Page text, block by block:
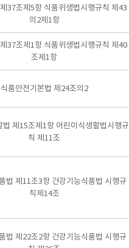
37조제5항 식품위생법시행규칙 제43
의2제1항
37조제1항 식품위생법시행규칙 제40
조제1항
식품안전기본법 제24조의2
법 제15조제1항 어린이식생활법시행규
칙 제11조
법 제11조3항 건강기능식품법 시행규
칙제14조
법 제22조2항 건강기능식품법 시행규